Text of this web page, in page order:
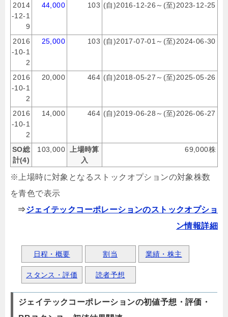
2014
-12-1
9
44,000 103 (自)2016-12-26～(至)2023-12-25
2016
-10-1
2
25,000 103 (自)2017-07-01～(至)2024-06-30
2016
-10-1
2
20,000 464 (自)2018-05-27～(至)2025-05-26
2016
-10-1
2
14,000 464 (自)2019-06-28～(至)2026-06-27
SO総
計(4)
103,000
上場時算
入
69,000株
※上場時に対象となるストックオプションの対象株数
を青色で表示
⇒ジェイテックコーポレーションのストックオプショ
ン情報詳細
日程・概要 割当 業績・株主
スタンス・評価 読者予想
ジェイテックコーポレーションの初値予想・評価・